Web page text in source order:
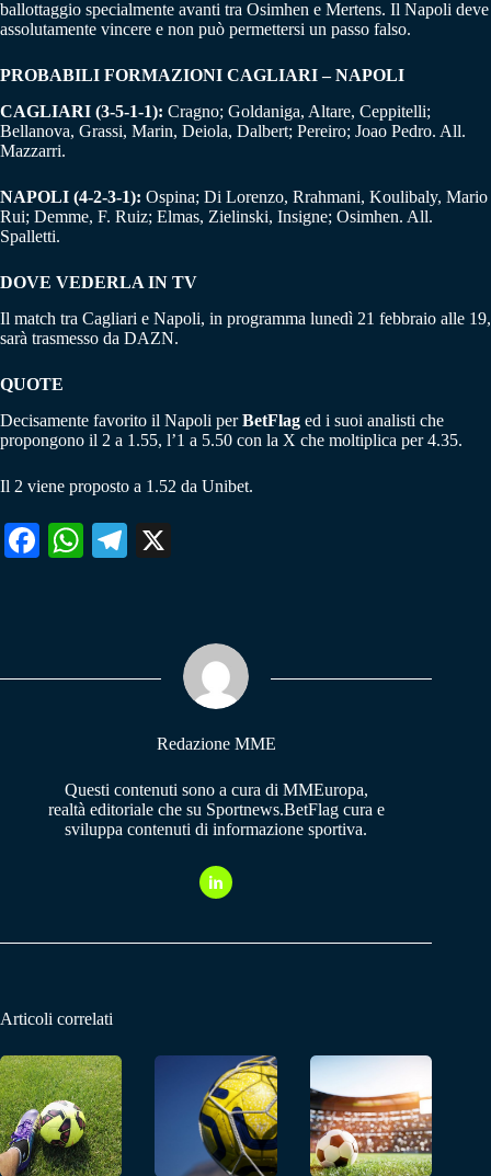
ballottaggio specialmente avanti tra Osimhen e Mertens. Il Napoli deve
assolutamente vincere e non può permettersi un passo falso.
PROBABILI FORMAZIONI CAGLIARI – NAPOLI
CAGLIARI (3-5-1-1): Cragno; Goldaniga, Altare, Ceppitelli;
Bellanova, Grassi, Marin, Deiola, Dalbert; Pereiro; Joao Pedro. All.
Mazzarri.
NAPOLI (4-2-3-1): Ospina; Di Lorenzo, Rrahmani, Koulibaly, Mario
Rui; Demme, F. Ruiz; Elmas, Zielinski, Insigne; Osimhen. All.
Spalletti.
DOVE VEDERLA IN TV
Il match tra Cagliari e Napoli, in programma lunedì 21 febbraio alle 19,
sarà trasmesso da DAZN.
QUOTE
Decisamente favorito il Napoli perBetFlag ed i suoi analisti che
propongono il 2 a 1.55, l’1 a 5.50 con la X che moltiplica per 4.35.
Il 2 viene proposto a 1.52 da Unibet.
Fa W
pp
Te
m
Redazione MME
Questi contenuti sono a cura di MMEuropa,
realtà editoriale che su Sportnews.BetFlag cura e
sviluppa contenuti di informazione sportiva.
Articoli correlati